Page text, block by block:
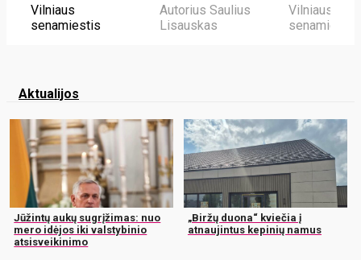
Vilniaus
senamiestis
Autorius Saulius
Lisauskas
Vilniaus
senamiestis
Aktualijos
Jūžintų aukų sugrįžimas: nuo
mero idėjos iki valstybinio
atsisveikinimo
„Biržų duona“ kviečia į
atnaujintus kepinių namus